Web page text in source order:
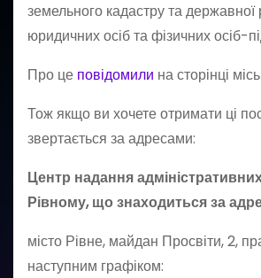
земельного кадастру та державної
юридичних осіб та фізичних осіб-
Про це повідомили на сторінці
Тож якщо ви хочете отримати ці
звертається за адресами:
Центр надання
Рівному, що знаходиться за
місто Рівне, майдан Просвіти, 2,
наступним графіком: